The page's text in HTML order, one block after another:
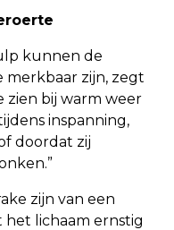
kunnen de
zijn, zegt
zien bij warm weer
inspanning,
doordat zij
zijn van een
het lichaam ernstig